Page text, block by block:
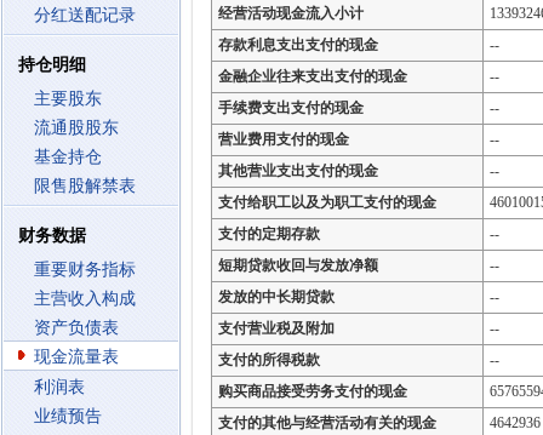
分红送配记录
持仓明细
主要股东
流通股股东
基金持仓
限售股解禁表
财务数据
重要财务指标
主营收入构成
资产负债表
现金流量表
利润表
业绩预告
经营活动现金流入小计
存款利息支出支付的现金
--
金融企业往来支出支付的现金
--
手续费支出支付的现金
--
营业费用支付的现金
--
其他营业支出支付的现金
--
支付给职工以及为职工支付的现金
支付的定期存款
--
短期贷款收回与发放净额
--
发放的中长期贷款
--
支付营业税及附加
--
支付的所得税款
--
购买商品接受劳务支付的现金
支付的其他与经营活动有关的现金
4642936